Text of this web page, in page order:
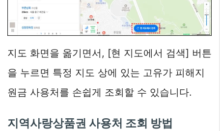
지도 화면을 옮기면서, [현 지도에서 검색] 버튼
을 누르면 특정 지도 상에 있는 고유가 피해지
원금 사용처를 손쉽게 조회할 수 있습니다.
지역사랑상품권 사용처 조회 방법